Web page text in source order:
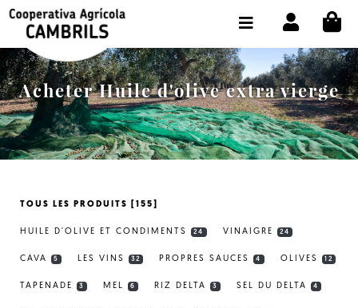
Acheter Huile d'olive extra vierge
TOUS LES PRODUITS [155]
HUILE D'OLIVE ET CONDIMENTS 24 VINAIGRE 24
CAVA 5 LES VINS 32 PROPRES SAUCES 4 OLIVES 12
TAPENADE 3 MEL 6 RIZ DELTA 3 SEL DU DELTA 4
BOUTIQUE ACHETER EN LIGNE
LA COOPÉRATIVE
OLEOTOUR
PRODUITS
NOTRE HUILE
CHOISIR LA LANGUE: FR